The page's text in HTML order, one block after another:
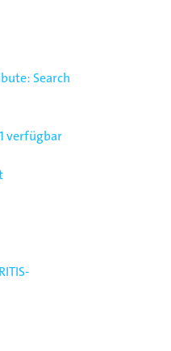
Search
verfügbar